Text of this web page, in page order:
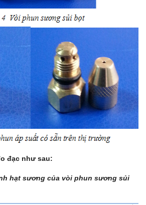
đạc như sau:
hạt sương của vòi phun sương sủi